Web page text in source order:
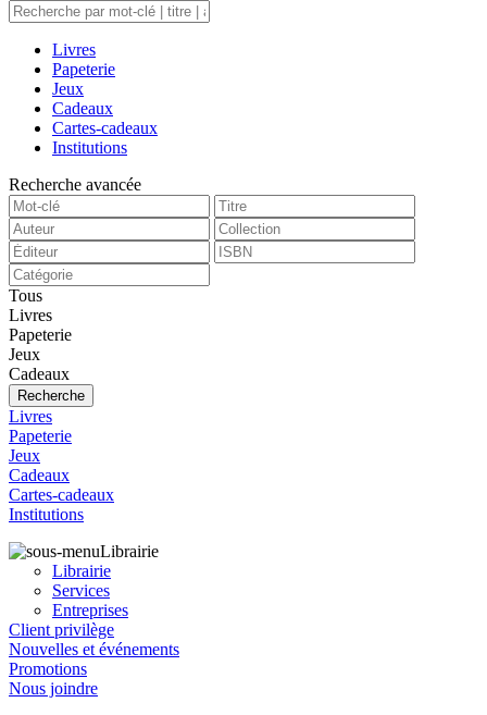
Livres
Papeterie
Jeux
Cadeaux
Cartes-cadeaux
Institutions
Recherche avancée
Tous
Livres
Papeterie
Jeux
Cadeaux
Recherche
Livres
Papeterie
Jeux
Cadeaux
Cartes-cadeaux
Institutions
Librairie
Librairie
Services
Entreprises
Client privilège
Nouvelles et événements
Promotions
Nous joindre